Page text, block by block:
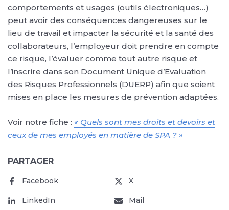
comportements et usages (outils électroniques…)
peut avoir des conséquences dangereuses sur le
lieu de travail et impacter la sécurité et la santé des
collaborateurs, l’employeur doit prendre en compte
ce risque, l’évaluer comme tout autre risque et
l’inscrire dans son Document Unique d’Evaluation
des Risques Professionnels (DUERP) afin que soient
mises en place les mesures de prévention adaptées.
Voir notre fiche : « Quels sont mes droits et devoirs et
ceux de mes employés en matière de SPA ? »
PARTAGER
Facebook (nouvelle fenêtre) X
LinkedIn (nouvelle fenêtre) Mail